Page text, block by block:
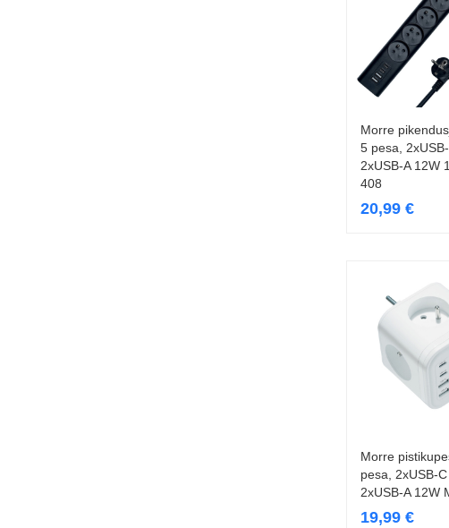
Morre
5 pesa,
2xUSB-A 12W
408
20,99 €
Morre
pesa, 2xUSB-
2xUSB-A 12W
19,99 €